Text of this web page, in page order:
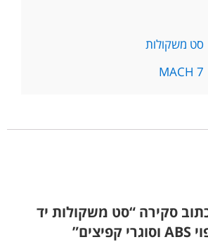
סט משקולות
MACH 7
סקירה “סט משקולות יד